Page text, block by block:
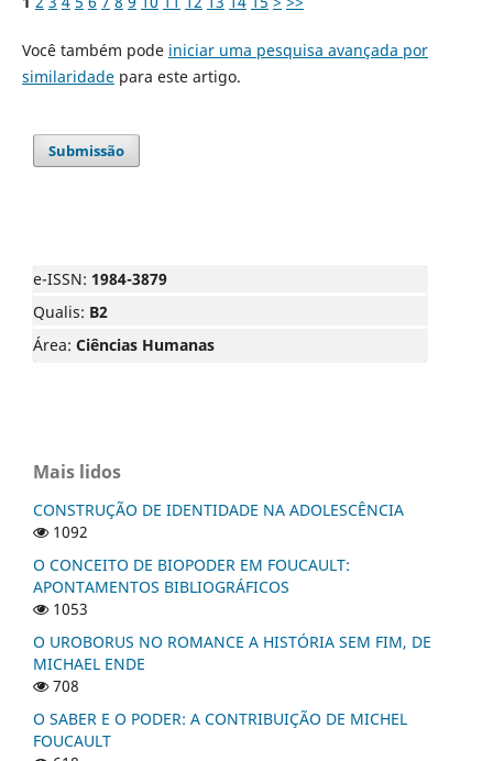
Você também pode iniciar uma pesquisa avançada por
similaridadepara este artigo.
Submissão
e-ISSN: 1984-3879
Qualis: B2
Área: Ciências Humanas
Mais lidos
CONSTRUÇÃO DE IDENTIDADE NA ADOLESCÊNCIA
1092
O CONCEITO DE BIOPODER EM FOUCAULT:
APONTAMENTOS BIBLIOGRÁFICOS
1053
O UROBORUS NO ROMANCE A HISTÓRIA SEM FIM, DE
MICHAEL ENDE
708
O SABER E O PODER: A CONTRIBUIÇÃO DE MICHEL
FOUCAULT